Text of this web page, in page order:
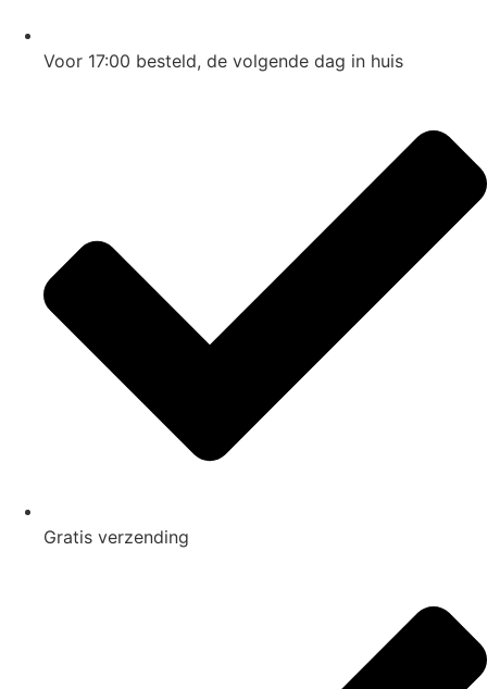
Voor 17:00 besteld, de volgende dag in huis
Gratis verzending